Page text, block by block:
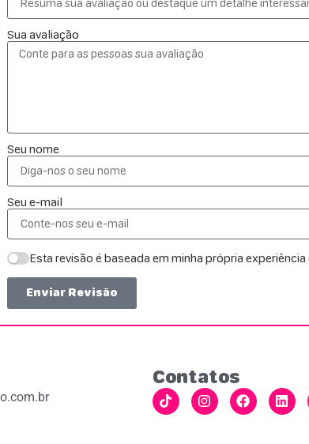
Sua avaliação
Seu nome
Seu e-mail
Esta revisão é baseada em minha própria experiência
Enviar Revisão
Contatos